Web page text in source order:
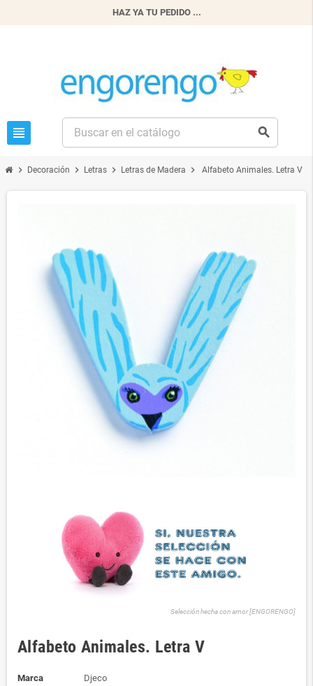
HAZ YA TU PEDIDO ...
view_headline search
chevron_right Decoración chevron_right Letras chevron_right Letras de Madera chevron_right Alfabeto Animales. Letra V
Selección hecha con amor [ENGORENGO]
Alfabeto Animales. Letra V
Marca
Djeco